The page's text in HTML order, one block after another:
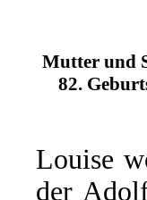
Mutter und
82.
Louise
der